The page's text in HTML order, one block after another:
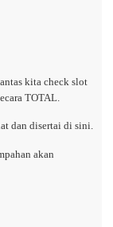
kita check slot
TOTAL.
dan disertai di sini.
akan